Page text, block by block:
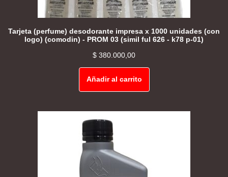
Tarjeta (perfume) desodorante impresa x 1000 unidades (con
logo) (comodin) - PROM 03 (simil ful 626 - k78 p-01)
$ 380.000,00
Añadir al carrito